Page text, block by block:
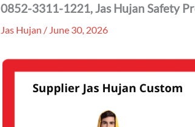
0852-3311-1221, Jas Hujan Safety
Jas Hujan / June 30, 2026